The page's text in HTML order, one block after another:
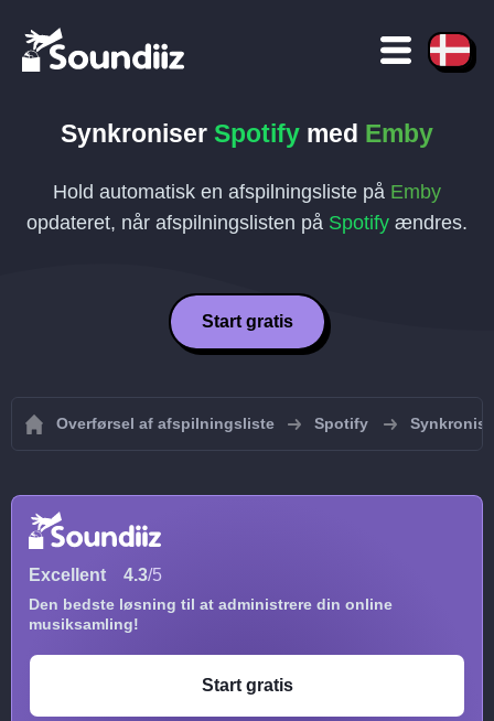
Synkroniser Spotify med Emby
Hold automatisk en afspilningsliste på Emby
opdateret, når afspilningslisten på Spotify ændres.
Start gratis
Overførsel af afspilningsliste Spotify
Excellent 4.3/5
Den bedste løsning til at administrere din online
musiksamling!
Start gratis